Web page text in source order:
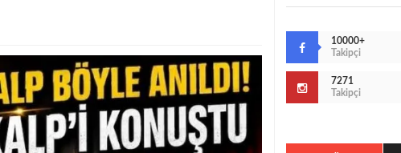
10000+
Takipçi
7271
Takipçi